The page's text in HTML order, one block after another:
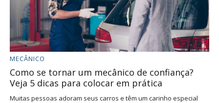
MECÂNICO
Como se tornar um mecânico de confiança?
Veja 5 dicas para colocar em prática
Muitas pessoas adoram seus carros e têm um carinho especial